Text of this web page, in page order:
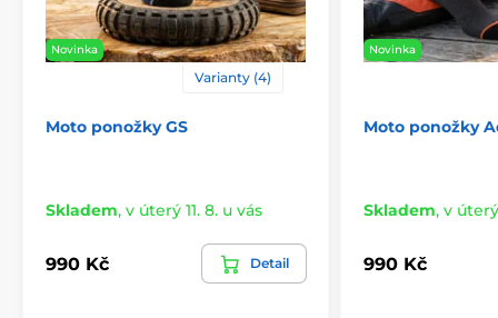
Novinka
Varianty (4)
Moto ponožky GS
Skladem, v úterý 11. 8. u vás
990 Kč Detail
Novinka
Moto ponožky
Skladem, v úterý
990 Kč